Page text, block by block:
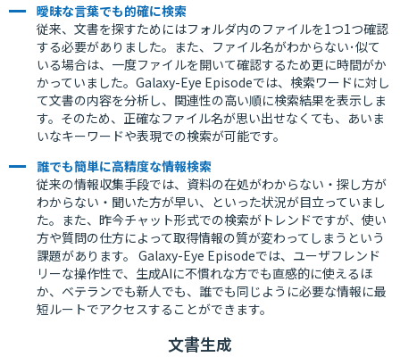
曖昧な言葉でも的確に検索
従来、文書を探すためにはフォルダ内のファイルを1つ1つ確認
する必要がありました。また、ファイル名がわからない･似て
いる場合は、一度ファイルを開いて確認するため更に時間がか
かっていました。Galaxy-Eye Episodeでは、検索ワードに対し
て文書の内容を分析し、関連性の高い順に検索結果を表示しま
す。そのため、正確なファイル名が思い出せなくても、あいま
いなキーワードや表現での検索が可能です。
誰でも簡単に高精度な情報検索
従来の情報収集手段では、資料の在処がわからない・探し方が
わからない・聞いた方が早い、といった状況が目立っていまし
た。また、昨今チャット形式での検索がトレンドですが、使い
方や質問の仕方によって取得情報の質が変わってしまうという
課題があります。 Galaxy-Eye Episodeでは、ユーザフレンド
リーな操作性で、生成AIに不慣れな方でも直感的に使えるほ
か、ベテランでも新人でも、誰でも同じように必要な情報に最
短ルートでアクセスすることができます。
文書生成